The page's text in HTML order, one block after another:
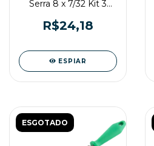
Serra 8 x 7/32 Kit 3
R$24,18
ESPIAR
ESGOTADO